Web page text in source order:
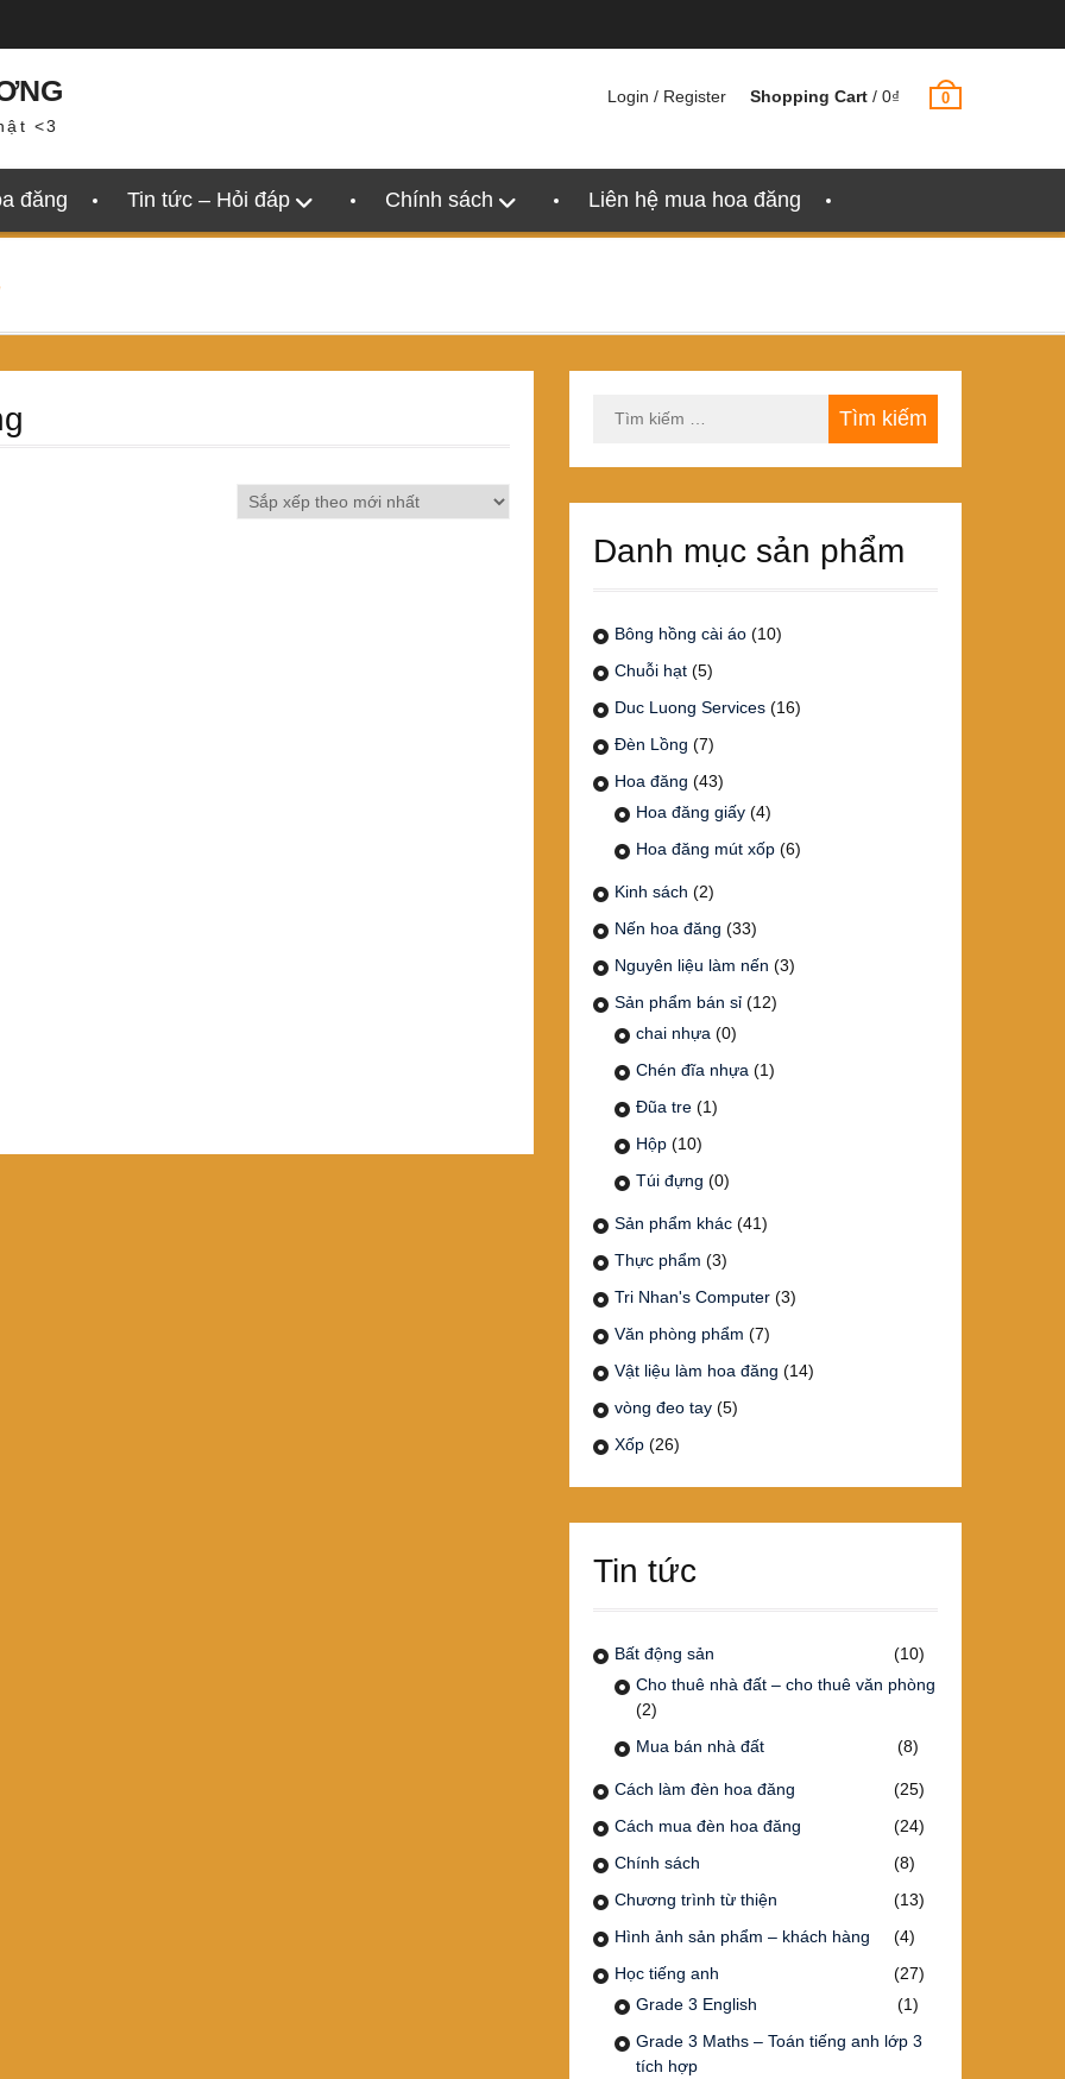
<3
Login / Register Shopping Cart / 0₫ 0
đăng Tin tức – Hỏi đáp Chính sách Liên hệ mua hoa đăng
kiếm
Danh mục sản phẩm
Bông hồng cài áo (10)
Chuỗi hạt (5)
Duc Luong Services (16)
Đèn Lồng (7)
Hoa đăng (43)
Hoa đăng giấy (4)
Hoa đăng mút xốp (6)
Kinh sách (2)
Nến hoa đăng (33)
Nguyên liệu làm nến (3)
Sản phẩm bán sỉ (12)
chai nhựa (0)
Chén đĩa nhựa (1)
Đũa tre (1)
Hộp (10)
Túi đựng (0)
Sản phẩm khác (41)
Thực phẩm (3)
Tri Nhan's Computer (3)
Văn phòng phẩm (7)
Vật liệu làm hoa đăng (14)
vòng đeo tay (5)
Xốp (26)
Tin tức
Bất động sản
(10)
Cho thuê nhà đất – cho thuê văn phòng
(2)
Mua bán nhà đất
(8)
Cách làm đèn hoa đăng
(25)
Cách mua đèn hoa đăng
(24)
Chính sách
(8)
Chương trình từ thiện
(13)
Hình ảnh sản phẩm – khách hàng
(4)
Học tiếng anh
(27)
Grade 3 English
(1)
Grade 3 Maths – Toán tiếng anh lớp 3
tích hợp